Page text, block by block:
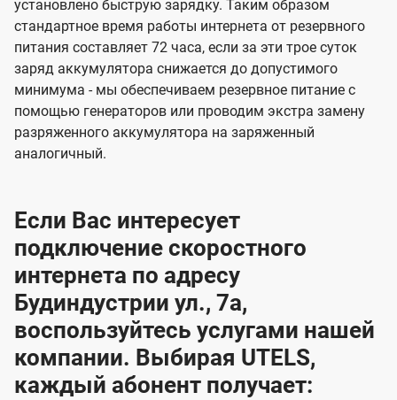
установлено быструю зарядку. Таким образом
стандартное время работы интернета от резервного
питания составляет 72 часа, если за эти трое суток
заряд аккумулятора снижается до допустимого
минимума - мы обеспечиваем резервное питание с
помощью генераторов или проводим экстра замену
разряженного аккумулятора на заряженный
аналогичный.
Если Вас интересует
подключение скоростного
интернета по адресу
Будиндустрии ул., 7а,
воспользуйтесь услугами нашей
компании. Выбирая UTELS,
каждый абонент получает: